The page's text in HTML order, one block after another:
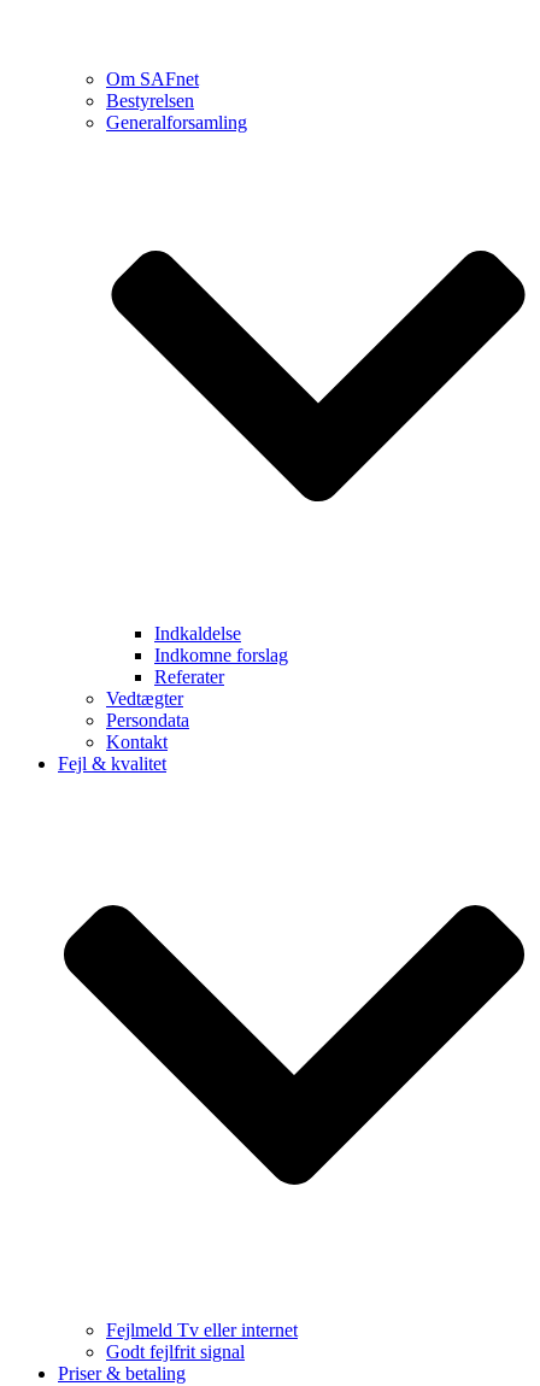
Om SAFnet
Bestyrelsen
Generalforsamling
Indkaldelse
Indkomne forslag
Referater
Vedtægter
Persondata
Kontakt
Fejl & kvalitet
Fejlmeld Tv eller internet
Godt fejlfrit signal
Priser & betaling